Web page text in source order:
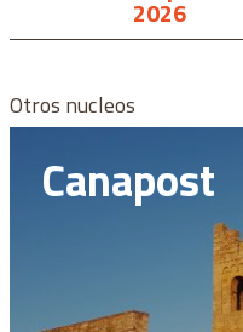
2026
Otros nucleos
Canapost